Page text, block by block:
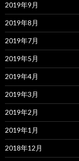
2019年9月
2019年8月
2019年7月
2019年5月
2019年4月
2019年3月
2019年2月
2019年1月
2018年12月